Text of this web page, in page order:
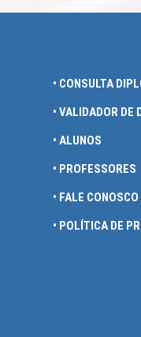
• CONSULTA
• VALIDADOR DE
• ALUNOS
• PROFESSORES
• FALE CONOSCO
• POLÍTICA DE